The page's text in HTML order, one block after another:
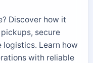
Discover how it
secure
Learn how
with reliable